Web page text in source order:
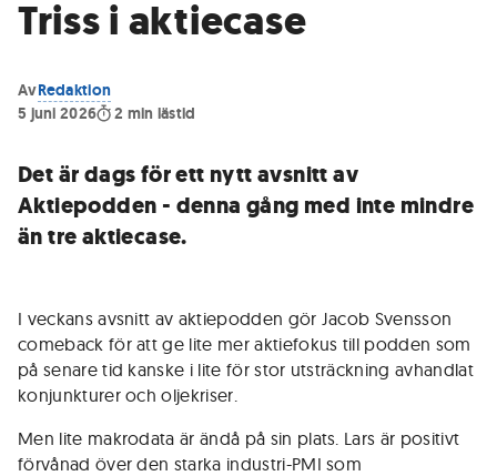
Triss i aktiecase
AvRedaktion
5 juni 2026
2 min lästid
Det är dags för ett nytt avsnitt av
Aktiepodden - denna gång med inte mindre
än tre aktiecase.
I veckans avsnitt av aktiepodden gör Jacob Svensson
comeback för att ge lite mer aktiefokus till podden som
på senare tid kanske i lite för stor utsträckning avhandlat
konjunkturer och oljekriser.
Men lite makrodata är ändå på sin plats. Lars är positivt
förvånad över den starka industri-PMI som